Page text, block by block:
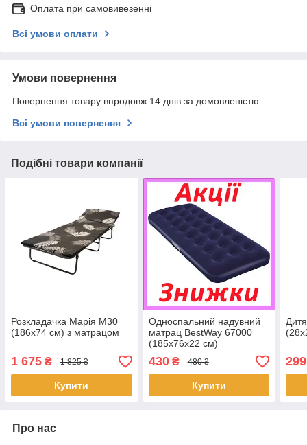
Оплата при самовивезенні
Всі умови оплати
Умови повернення
Повернення товару впродовж 14 днів за домовленістю
Всі умови повернення
Подібні товари компанії
Розкладачка Марія M30
(186х74 см) з матрацом
1 675 ₴ 1 825 ₴
Купити
Односпальний надувний
матрац BestWay 67000
(185x76x22 см)
430₴ 480 ₴
Купити
299
Про нас